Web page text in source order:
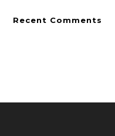
Recent Comments